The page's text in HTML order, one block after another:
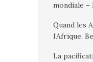
mondiale –
Quand les
l’Afrique.
La